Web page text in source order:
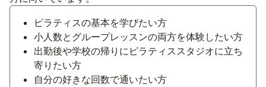
ピラティスの基本を学びたい方
小人数とグループレッスンの両方を体験したい方
出勤後や学校の帰りにピラティススタジオに立ち
寄りたい方
自分の好きな回数で通いたい方